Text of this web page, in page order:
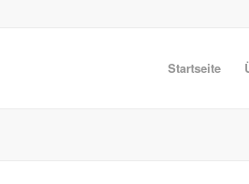
Startseite